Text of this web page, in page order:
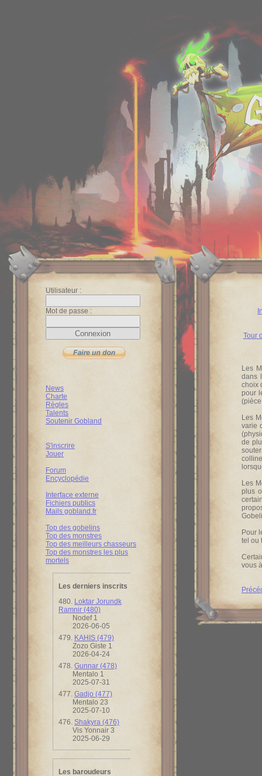
Utilisateur :
Mot de passe :
News
Charte
Règles
Talents
Soutenir Gobland
S'inscrire
Jouer
Forum
Encyclopédie
Interface externe
Fichiers publics
Mails gobland.fr
Top des gobelins
Top des monstres
Top des meilleurs chasseurs
Top des monstres les plus
mortels
Les derniers inscrits
480. Loktar Jorundk
Ramnir (480)
Nodef 1
2026-06-05
479. KAHIS (479)
Zozo Giste 1
2026-04-24
478. Gunnar (478)
Mentalo 1
2025-07-31
477. Gadjo (477)
Mentalo 23
2025-07-10
476. Shakyra (476)
Vis Yonnair 3
2025-06-29
Les baroudeurs
Tour
Les
dans
choix
pour
Les
varie
de
Les
plus
Pour
tel ou
vous